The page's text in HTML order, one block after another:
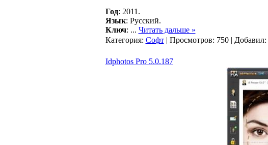
Год: 2011.
Язык: Русский.
Ключ: ... Читать дальше »
Категория: Софт| Просмотров: 750 | Добавил:
Idphotos Pro 5.0.187